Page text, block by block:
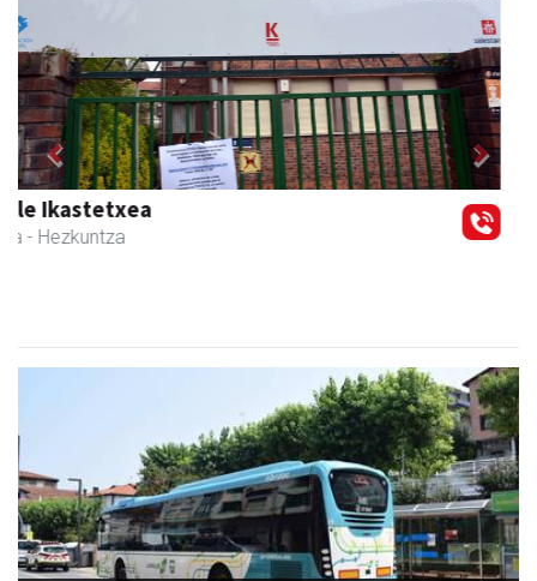
Egape Ikastola
Urnieta - Hezkuntza
Previous Next